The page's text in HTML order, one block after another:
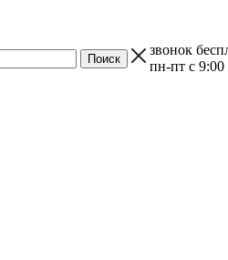
звонок
пн-пт с 9:00